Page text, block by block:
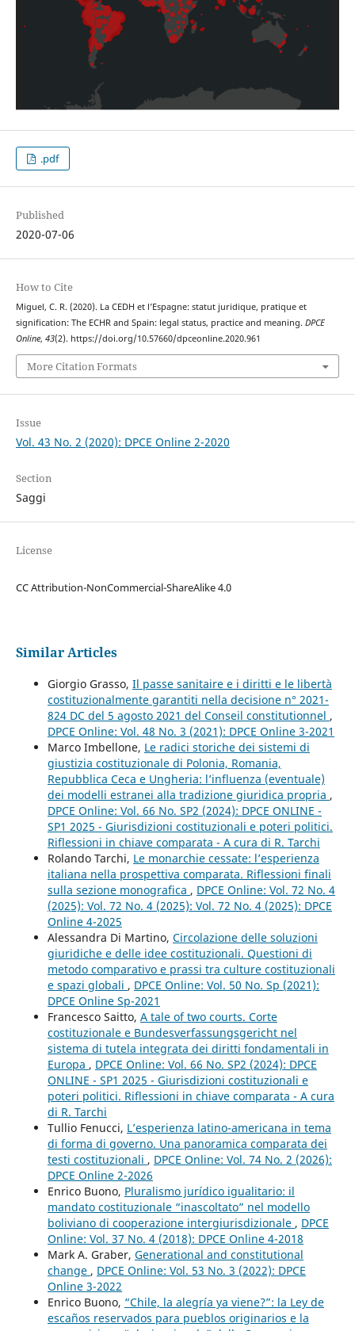
.pdf
Published
2020-07-06
How to Cite
Miguel, C. R. (2020). La CEDH et l’Espagne: statut juridique, pratique et
signification: The ECHR and Spain: legal status, practice and meaning. DPCE
Online, 43(2). https://doi.org/10.57660/dpceonline.2020.961
More Citation Formats
Issue
Vol. 43 No. 2 (2020): DPCE Online 2-2020
Section
Saggi
License
CC Attribution-NonCommercial-ShareAlike 4.0
Similar Articles
Giorgio Grasso, Il passe sanitaire e i diritti e le libertà
costituzionalmente garantiti nella decisione n° 2021-
824 DC del 5 agosto 2021 del Conseil constitutionnel ,
DPCE Online: Vol. 48 No. 3 (2021): DPCE Online 3-2021
Marco Imbellone, Le radici storiche dei sistemi di
giustizia costituzionale di Polonia, Romania,
Repubblica Ceca e Ungheria: l’influenza (eventuale)
dei modelli estranei alla tradizione giuridica propria ,
DPCE Online: Vol. 66 No. SP2 (2024): DPCE ONLINE -
SP1 2025 - Giurisdizioni costituzionali e poteri politici.
Riflessioni in chiave comparata - A cura di R. Tarchi
Rolando Tarchi, Le monarchie cessate: l’esperienza
italiana nella prospettiva comparata. Riflessioni finali
sulla sezione monografica , DPCE Online: Vol. 72 No. 4
(2025): Vol. 72 No. 4 (2025): Vol. 72 No. 4 (2025): DPCE
Online 4-2025
Alessandra Di Martino, Circolazione delle soluzioni
giuridiche e delle idee costituzionali. Questioni di
metodo comparativo e prassi tra culture costituzionali
e spazi globali , DPCE Online: Vol. 50 No. Sp (2021):
DPCE Online Sp-2021
Francesco Saitto, A tale of two courts. Corte
costituzionale e Bundesverfassungsgericht nel
sistema di tutela integrata dei diritti fondamentali in
Europa , DPCE Online: Vol. 66 No. SP2 (2024): DPCE
ONLINE - SP1 2025 - Giurisdizioni costituzionali e
poteri politici. Riflessioni in chiave comparata - A cura
di R. Tarchi
Tullio Fenucci, L’esperienza latino-americana in tema
di forma di governo. Una panoramica comparata dei
testi costituzionali , DPCE Online: Vol. 74 No. 2 (2026):
DPCE Online 2-2026
Enrico Buono, Pluralismo jurídico igualitario: il
mandato costituzionale “inascoltato” nel modello
boliviano di cooperazione intergiurisdizionale , DPCE
Online: Vol. 37 No. 4 (2018): DPCE Online 4-2018
Mark A. Graber, Generational and constitutional
change , DPCE Online: Vol. 53 No. 3 (2022): DPCE
Online 3-2022
Enrico Buono, “Chile, la alegría ya viene?”: la Ley de
escaños reservados para pueblos originarios e la